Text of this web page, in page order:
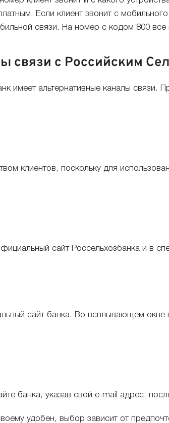
Если клиент звонит с
связи. На номер с кодом 800
связи с Российским
имеет альтернативные каналы
клиентов, поскольку для
сайт Россельхозбанка и в
сайт банка. Во всплывающем
банка, указав свой e-mail адрес,
удобен, выбор зависит от